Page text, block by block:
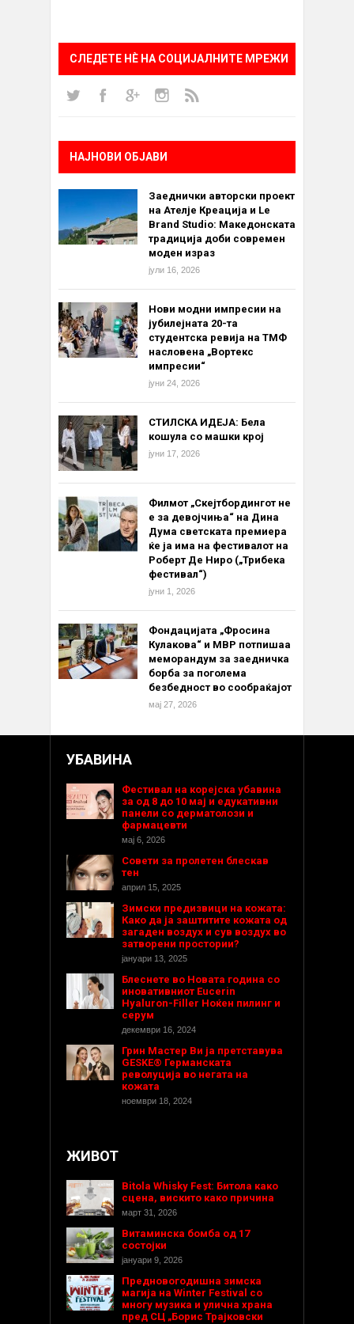
СЛЕДЕТЕ НÈ НА СОЦИЈАЛНИТЕ МРЕЖИ
НАЈНОВИ ОБЈАВИ
Заеднички авторски проект
на Ателје Креација и Le
Brand Studio: Македонската
традиција доби современ
моден израз
јули 16, 2026
Нови модни импресии на
јубилејната 20-та
студентска ревија на ТМФ
насловена „Вортекс
импресии“
јуни 24, 2026
СТИЛСКА ИДЕЈА: Бела
кошула со машки крој
јуни 17, 2026
Филмот „Скејтбордингот не
е за девојчиња“ на Дина
Дума светската премиера
ќе ја има на фестивалот на
Роберт Де Ниро („Трибека
фестивал“)
јуни 1, 2026
Фондацијата „Фросина
Кулакова“ и МВР потпишаа
меморандум за заедничка
борба за поголема
безбедност во сообраќајот
мај 27, 2026
УБАВИНА
Фестивал на корејска убавина
за од 8 до 10 мај и едукативни
панели со дерматолози и
фармацевти
мај 6, 2026
Совети за пролетен блескав
тен
април 15, 2025
Зимски предизвици на кожата:
Како да ја заштитите кожата од
загаден воздух и сув воздух во
затворени простории?
јануари 13, 2025
Блеснете во Новата година со
иновативниот Eucerin
Hyaluron-Filler Ноќен пилинг и
серум
декември 16, 2024
Грин Мастер Ви ја претставува
GESKE® Германската
револуција во негата на
кожата
ноември 18, 2024
ЖИВОТ
Bitola Whisky Fest: Битола како
сцена, вискито како причина
март 31, 2026
Витаминска бомба од 17
состојки
јануари 9, 2026
Предновогодишнa зимска
магија на Winter Festival со
многу музика и улична храна
пред СЦ „Борис Трајковски